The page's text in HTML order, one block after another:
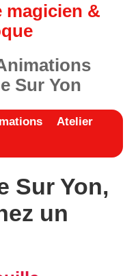
magicien &
Sur Yon
Atelier
Sur Yon,
un